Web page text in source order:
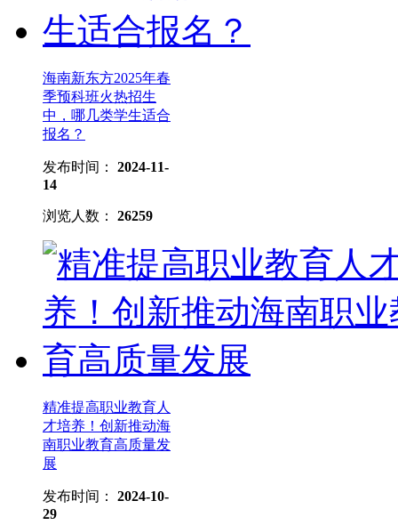
海南新东方2025年春
季预科班火热招生
中，哪几类学生适合
报名？
发布时间： 2024-11-
14
浏览人数： 26259
精准提高职业教育人
才培养！创新推动海
南职业教育高质量发
展
发布时间： 2024-10-
29